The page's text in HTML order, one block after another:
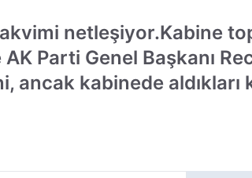
netleşiyor.Kabine
Parti Genel Başkanı
ancak kabinede aldıkları